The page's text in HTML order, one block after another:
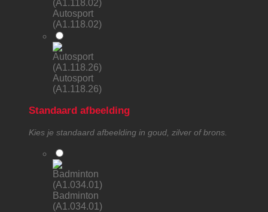
Autosport
(A1.118.02)
Autosport
(A1.118.26)
Standaard afbeelding
Kies je standaard afbeelding in goud, zilver of brons.
Badminton
(A1.034.01)